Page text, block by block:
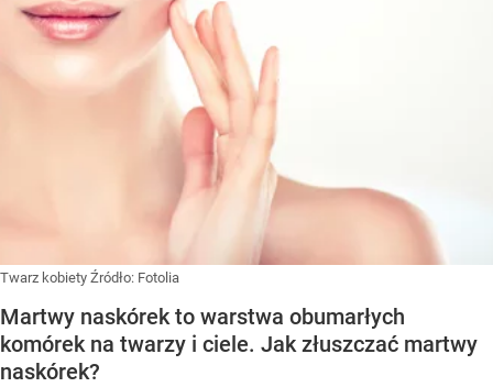
Twarz kobiety Źródło: Fotolia
Martwy naskórek to warstwa obumarłych
komórek na twarzy i ciele. Jak złuszczać martwy
naskórek?